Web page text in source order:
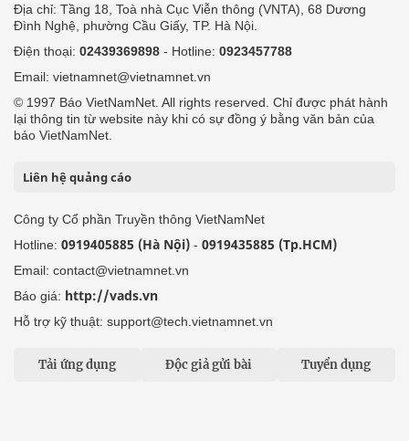
Địa chỉ: Tầng 18, Toà nhà Cục Viễn thông (VNTA), 68 Dương
Đình Nghệ, phường Cầu Giấy, TP. Hà Nội.
Điện thoại: 02439369898 - Hotline: 0923457788
Email: vietnamnet@vietnamnet.vn
© 1997 Báo VietNamNet. All rights reserved. Chỉ được phát hành
lại thông tin từ website này khi có sự đồng ý bằng văn bản của
báo VietNamNet.
Liên hệ quảng cáo
Công ty Cổ phần Truyền thông VietNamNet
Hotline: 0919405885 (Hà Nội) - 0919435885 (Tp.HCM)
Email: contact@vietnamnet.vn
Báo giá: http://vads.vn
Hỗ trợ kỹ thuật: support@tech.vietnamnet.vn
Tải ứng dụng Độc giả gửi bài Tuyển dụng